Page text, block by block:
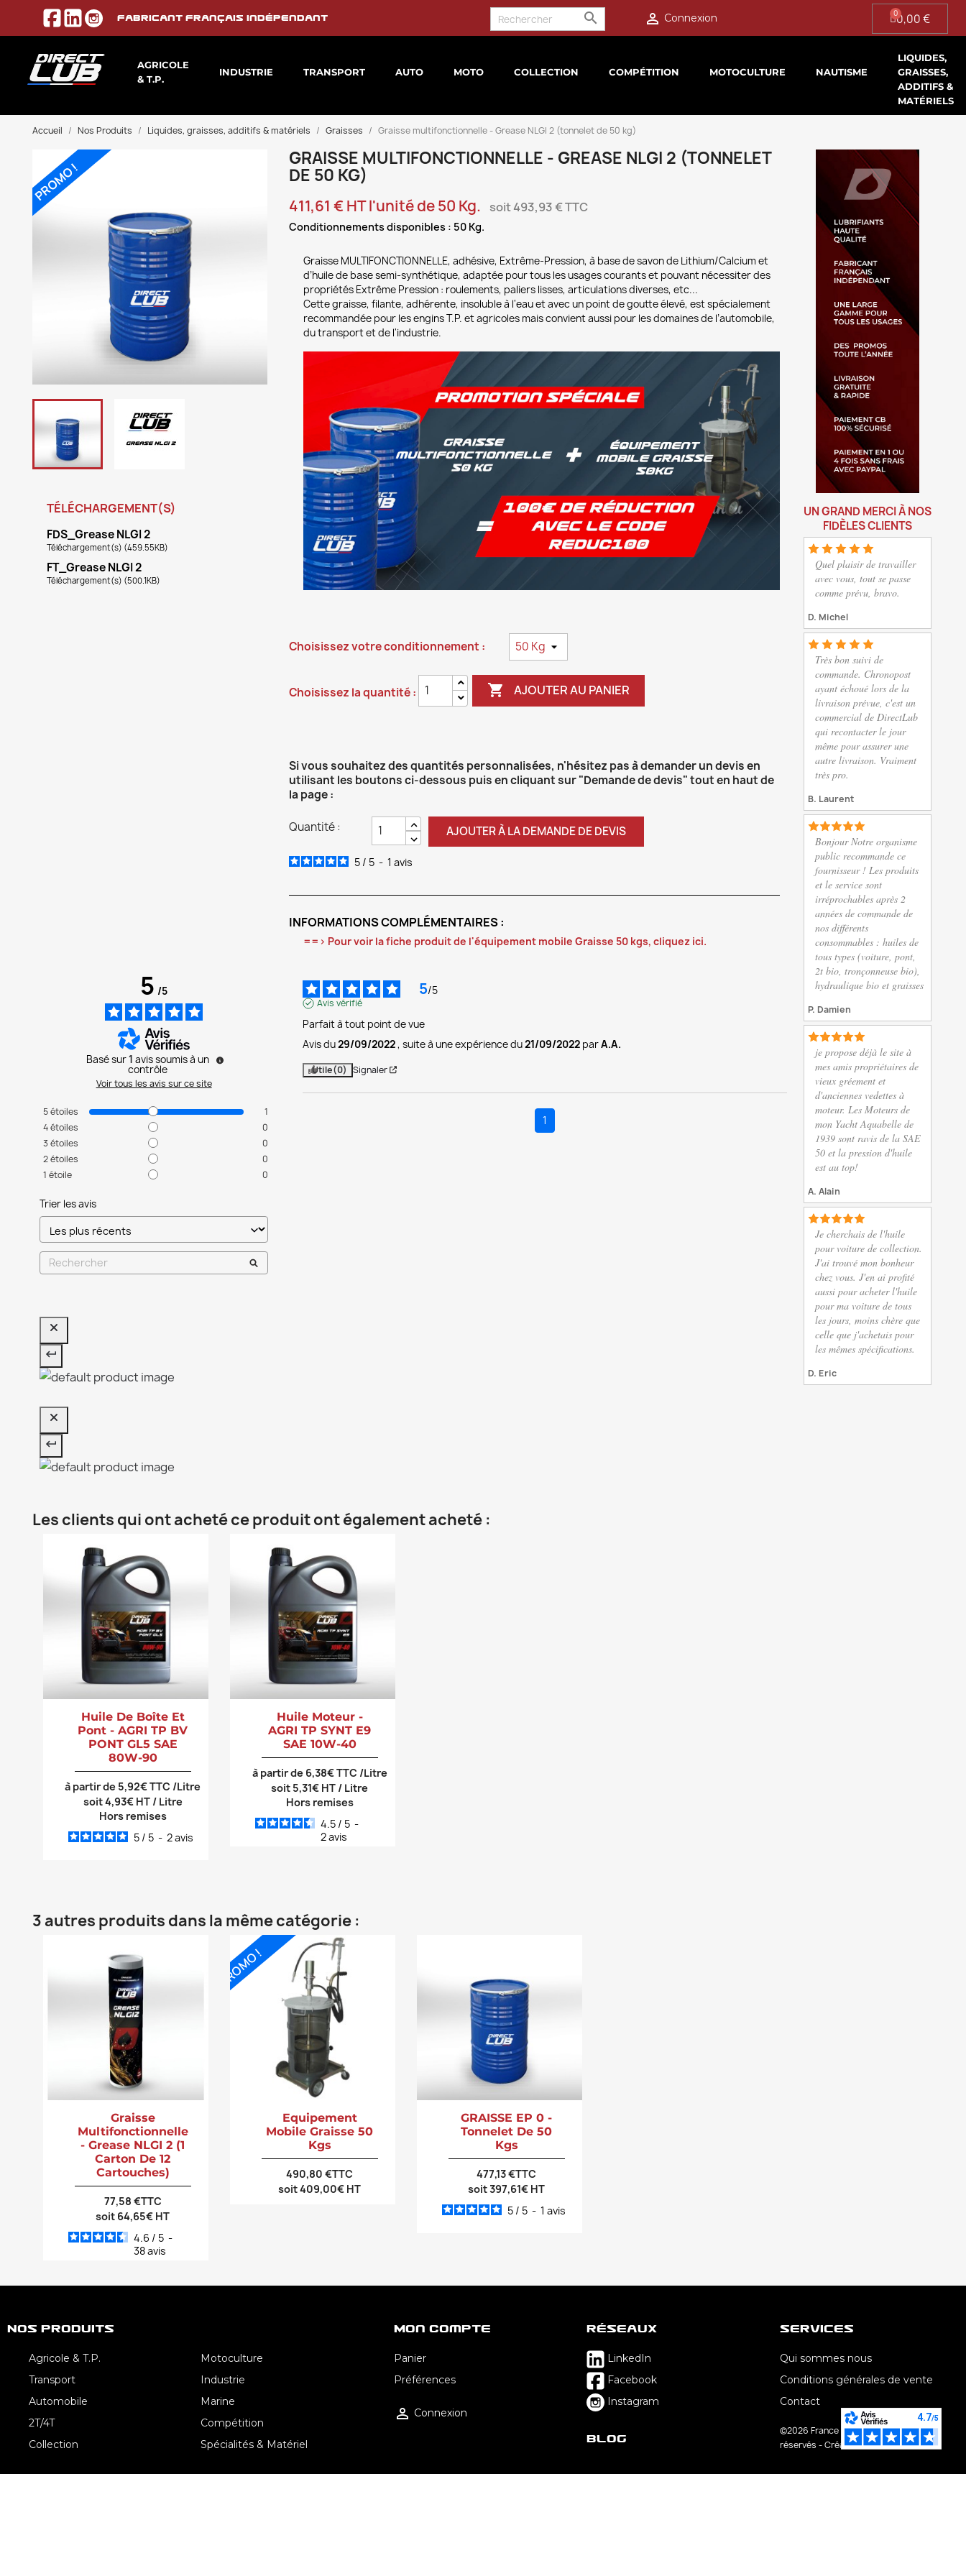
Fabricant français indépendant  Connexion
 0,00 €
AGRICOLE
& T.P.
INDUSTRIE TRANSPORT AUTO MOTO COLLECTION COMPÉTITION MOTOCULTURE NAUTISME
LIQUIDES,
GRAISSES,
ADDITIFS &
MATÉRIELS
Accueil Nos Produits Liquides, graisses, additifs & matériels Graisses Graisse multifonctionnelle - Grease NLGI 2 (tonnelet de 50 kg)
PROMO !
TÉLÉCHARGEMENT(S)
FDS_Grease NLGI 2
Téléchargement(s) (459.55KB)
FT_Grease NLGI 2
Téléchargement(s) (500.1KB)
GRAISSE MULTIFONCTIONNELLE - GREASE NLGI 2 (TONNELET
DE 50 KG)
411,61 € HT l'unité de 50 Kg. soit 493,93 € TTC
Conditionnements disponibles : 50 Kg.
Graisse MULTIFONCTIONNELLE, adhésive, Extrême-Pression, à base de savon de Lithium/Calcium et
d’huile de base semi-synthétique, adaptée pour tous les usages courants et pouvant nécessiter des
propriétés Extrême Pression : roulements, paliers lisses, articulations diverses, etc...
Cette graisse, filante, adhérente, insoluble à l'eau et avec un point de goutte élevé, est spécialement
recommandée pour les engins T.P. et agricoles mais convient aussi pour les domaines de l’automobile,
du transport et de l'industrie.
Choisissez votre conditionnement :
Choisissez la quantité :  AJOUTER AU PANIER
Si vous souhaitez des quantités personnalisées, n'hésitez pas à demander un devis en
utilisant les boutons ci-dessous puis en cliquant sur "Demande de devis" tout en haut de
la page :
Quantité : AJOUTER À LA DEMANDE DE DEVIS
5 / 5 - 1 avis
INFORMATIONS COMPLÉMENTAIRES :
==> Pour voir la fiche produit de l'équipement mobile Graisse 50 kgs, cliquez ici.
5/5
Basé sur1 avis soumis à un
contrôle
Voir tous les avis sur ce site
5étoiles
1
4étoiles
0
3 étoiles
0
2étoiles
0
1 étoile 0
Trier les avis
5/5
Avis vérifié
Parfait à tout point de vue
Avis du29/09/2022, suite à une expérience du21/09/2022 parA.A.
Utile(0) Signaler
1
Les clients qui ont acheté ce produit ont également acheté :
Huile De Boîte Et
Pont - AGRI TP BV
PONT GL5 SAE
80W-90
à partir de 5,92€ TTC /Litre
soit 4,93€ HT / Litre
Hors remises
5 / 5 - 2avis
Huile Moteur -
AGRI TP SYNT E9
SAE 10W-40
à partir de 6,38€ TTC /Litre
soit 5,31€ HT / Litre
Hors remises
4.5 / 5 -
2avis
3 autres produits dans la même catégorie :
Graisse
Multifonctionnelle
- Grease NLGI 2 (1
Carton De 12
Cartouches)
77,58 €TTC
soit 64,65€ HT
4.6 / 5 -
38avis
Equipement
Mobile Graisse 50
Kgs
490,80 €TTC
soit 409,00€ HT
PROMO !
GRAISSE EP 0 -
Tonnelet De 50
Kgs
477,13 €TTC
soit 397,61€ HT
5 / 5 - 1 avis
UN GRAND MERCI À NOS
FIDÈLES CLIENTS
Quel plaisir de travailler
avec vous, tout se passe
comme prévu, bravo.
D. Michel
Très bon suivi de
commande. Chronopost
ayant échoué lors de la
livraison prévue, c'est un
commercial de DirectLub
qui recontacter le jour
même pour assurer une
autre livraison. Vraiment
très pro.
B. Laurent
Bonjour Notre organisme
public recommande ce
fournisseur ! Les produits
et le service sont
irréprochables après 2
années de commande de
nos différents
consommables : huiles de
tous types (voiture, pont,
2t bio, tronçonneuse bio),
hydraulique bio et graisses
P. Damien
je propose déjà le site à
mes amis propriétaires de
vieux gréement et
d'anciennes vedettes à
moteur. Les Moteurs de
mon Yacht Aquabelle de
1939 sont ravis de la SAE
50 et la pression d'huile
est au top!
A. Alain
Je cherchais de l'huile
pour voiture de collection.
J'ai trouvé mon bonheur
chez vous. J'en ai profité
aussi pour acheter l'huile
pour ma voiture de tous
les jours, moins chère que
celle que j'achetais pour
les mêmes spécifications.
D. Eric
Nos Produits
Agricole & T.P.
Transport
Automobile
2T/4T
Collection
Motoculture
Industrie
Marine
Compétition
Spécialités & Matériel
Mon Compte
Panier
Préférences
 Connexion
Réseaux
LinkedIn
Facebook
Instagram
Blog
Services
Qui sommes nous
Conditions générales de vente
Contact
©2026 France Direct Lub - Tous droits
réservés - Création AroConseil